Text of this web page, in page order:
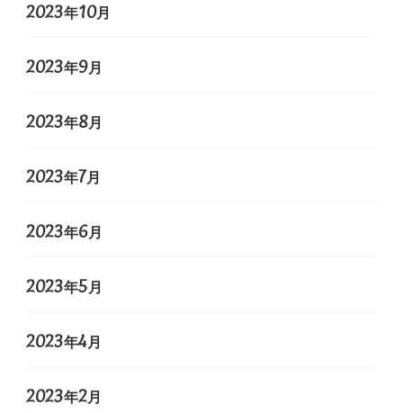
2023年10月
2023年9月
2023年8月
2023年7月
2023年6月
2023年5月
2023年4月
2023年2月